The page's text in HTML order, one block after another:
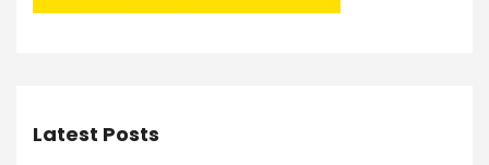
Latest Posts